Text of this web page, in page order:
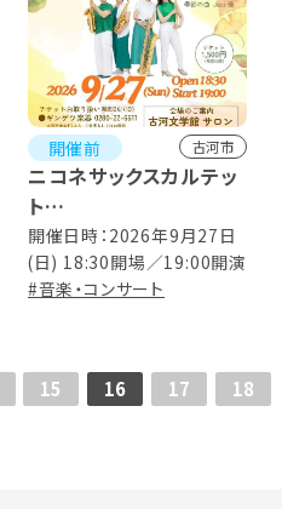
開催前 古河市
ニコネサックスカルテッ
ト
オータムコンサート
開催日時：2026年9月27日
(日) 18:30開場／19:00開演
#音楽・コンサート
15 16 17 18